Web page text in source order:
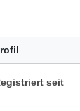
seit